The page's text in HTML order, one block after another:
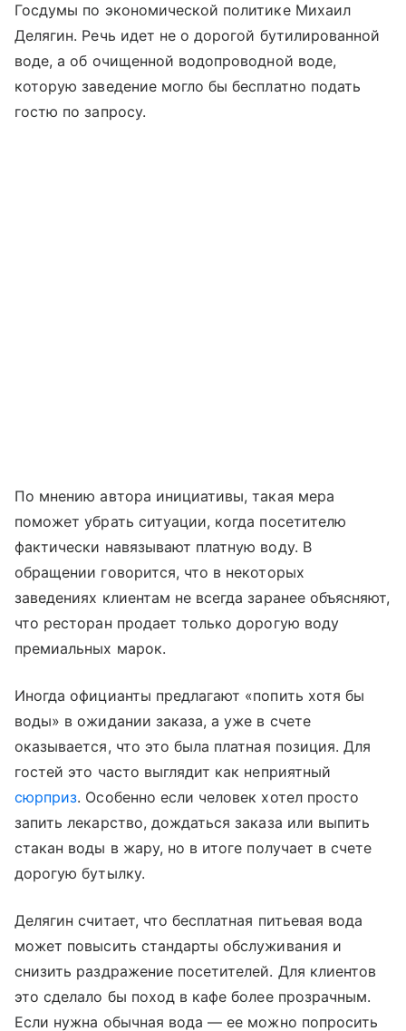
Госдумы по экономической политике Михаил
Делягин. Речь идет не о дорогой бутилированной
воде, а об очищенной водопроводной воде,
которую заведение могло бы бесплатно подать
гостю по запросу.
По мнению автора инициативы, такая мера
поможет убрать ситуации, когда посетителю
фактически навязывают платную воду. В
обращении говорится, что в некоторых
заведениях клиентам не всегда заранее объясняют,
что ресторан продает только дорогую воду
премиальных марок.
Иногда официанты предлагают «попить хотя бы
воды» в ожидании заказа, а уже в счете
оказывается, что это была платная позиция. Для
гостей это часто выглядит как неприятный
сюрприз. Особенно если человек хотел просто
запить лекарство, дождаться заказа или выпить
стакан воды в жару, но в итоге получает в счете
дорогую бутылку.
Делягин считает, что бесплатная питьевая вода
может повысить стандарты обслуживания и
снизить раздражение посетителей. Для клиентов
это сделало бы поход в кафе более прозрачным.
Если нужна обычная вода — ее можно попросить